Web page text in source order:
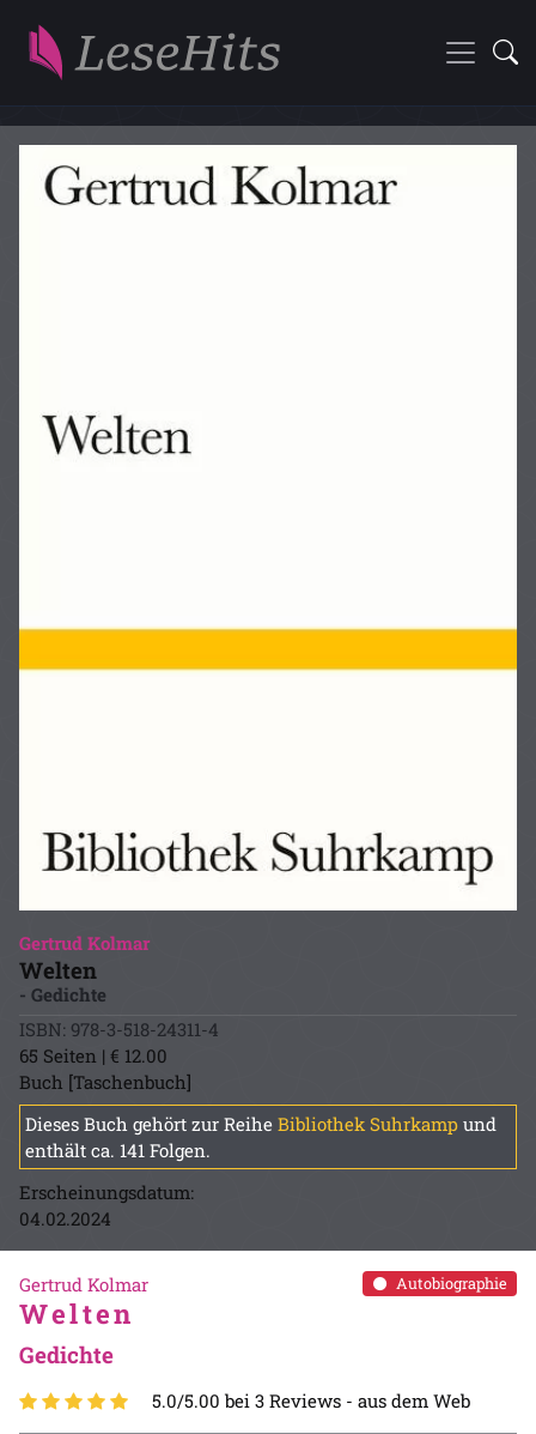
Gertrud Kolmar
Welten
- Gedichte
ISBN: 978-3-518-24311-4
65 Seiten | € 12.00
Buch [Taschenbuch]
Dieses Buch gehört zur Reihe Bibliothek Suhrkamp und
enthält ca. 141 Folgen.
Erscheinungsdatum:
04.02.2024
Autobiographie
Gertrud Kolmar
Welten
Gedichte
5.0/5.00 bei 3 Reviews - aus dem Web